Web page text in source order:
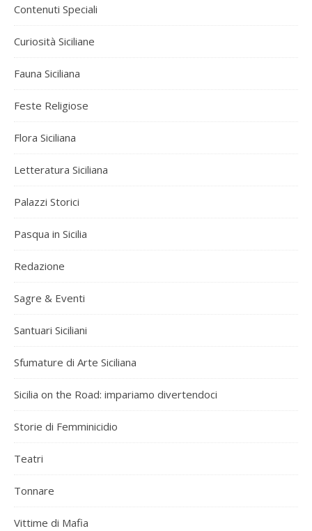
Contenuti Speciali
Curiosità Siciliane
Fauna Siciliana
Feste Religiose
Flora Siciliana
Letteratura Siciliana
Palazzi Storici
Pasqua in Sicilia
Redazione
Sagre & Eventi
Santuari Siciliani
Sfumature di Arte Siciliana
Sicilia on the Road: impariamo divertendoci
Storie di Femminicidio
Teatri
Tonnare
Vittime di Mafia